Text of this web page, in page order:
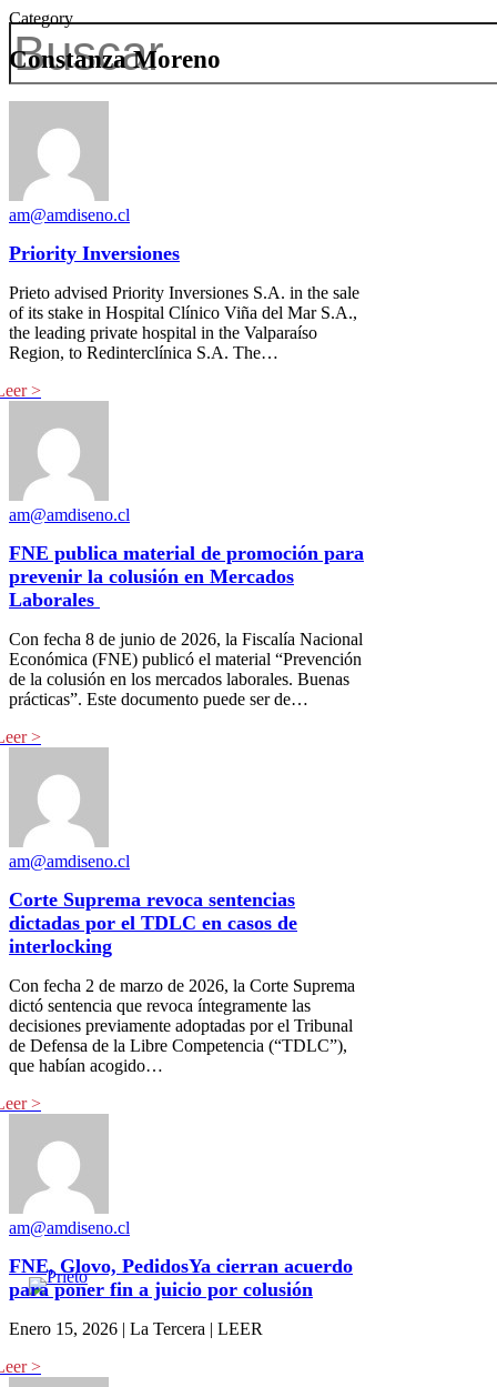
Category
Constanza Moreno
am@amdiseno.cl
Priority Inversiones
Prieto advised Priority Inversiones S.A. in the sale
of its stake in Hospital Clínico Viña del Mar S.A.,
the leading private hospital in the Valparaíso
Region, to Redinterclínica S.A. The…
am@amdiseno.cl
FNE publica material de promoción para
prevenir la colusión en Mercados
Laborales
Con fecha 8 de junio de 2026, la Fiscalía Nacional
Económica (FNE) publicó el material “Prevención
de la colusión en los mercados laborales. Buenas
prácticas”. Este documento puede ser de…
am@amdiseno.cl
Corte Suprema revoca sentencias
dictadas por el TDLC en casos de
interlocking
Con fecha 2 de marzo de 2026, la Corte Suprema
dictó sentencia que revoca íntegramente las
decisiones previamente adoptadas por el Tribunal
de Defensa de la Libre Competencia (“TDLC”),
que habían acogido…
am@amdiseno.cl
FNE, Glovo, PedidosYa cierran acuerdo
para poner fin a juicio por colusión
Enero 15, 2026 | La Tercera | LEER